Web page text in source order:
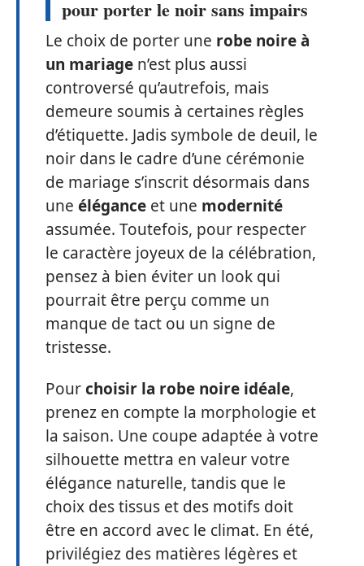
pour porter le noir sans impairs
Le choix de porter une robe noire à
un mariage n’est plus aussi
controversé qu’autrefois, mais
demeure soumis à certaines règles
d’étiquette. Jadis symbole de deuil, le
noir dans le cadre d’une cérémonie
de mariage s’inscrit désormais dans
une élégance et une modernité
assumée. Toutefois, pour respecter
le caractère joyeux de la célébration,
pensez à bien éviter un look qui
pourrait être perçu comme un
manque de tact ou un signe de
tristesse.
Pourchoisir la robe noire idéale,
prenez en compte la morphologie et
la saison. Une coupe adaptée à votre
silhouette mettra en valeur votre
élégance naturelle, tandis que le
choix des tissus et des motifs doit
être en accord avec le climat. En été,
privilégiez des matières légères et